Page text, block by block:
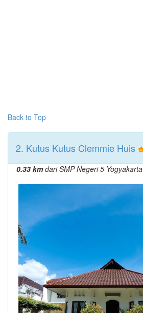
Back to Top
2. Kutus Kutus Clemmie Huis
0.33 kmdari SMP Negeri 5 Yogyakarta